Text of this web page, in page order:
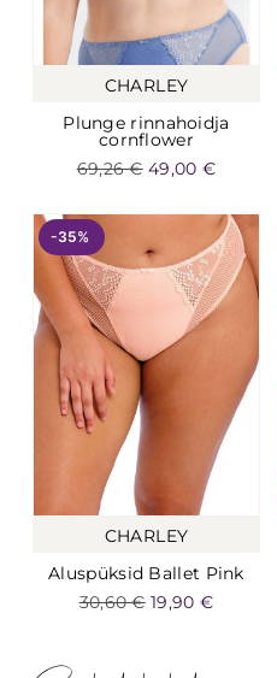
CHARLEY
Plunge rinnahoidja
cornflower
69,26€ 49,00 €
-35%
CHARLEY
Aluspüksid Ballet Pink
30,60€ 19,90 €